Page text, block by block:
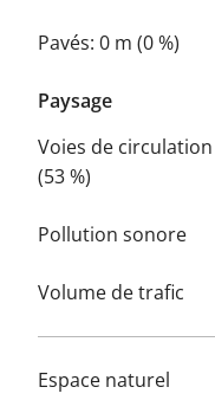
Pavés: 0 m (0 %)
Paysage
Voies de
(53 %)
Pollution sonore
Volume de trafic
Espace naturel